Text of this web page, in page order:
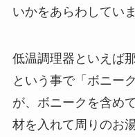
いかをあらわしてい
低温調理器といえば
という事で「ボニー
が、ボニークを含め
材を入れて周りのお